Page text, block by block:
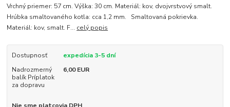
Vrchný priemer: 57 cm. Výška: 30 cm. Materiál: kov, dvojvrstvový smalt.
Hrúbka smaltovaného kotla: cca 1,2 mm. Smaltovaná pokrievka.
Materiál: kov, smalt. F... celý popis
Dostupnosť
expedícia 3-5 dní
Nadrozmerný
balík Príplatok
za dopravu
6,00 EUR